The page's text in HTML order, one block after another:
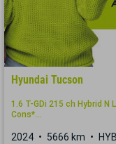
Hyundai Tucson
1.6 T-GDi 215 ch Hybrid N
Cons*...
2024 5666 km